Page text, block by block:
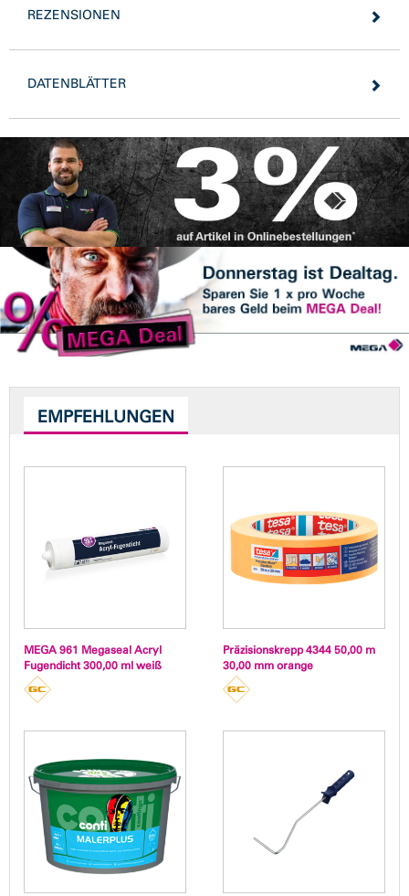
REZENSIONEN
DATENBLÄTTER
EMPFEHLUNGEN
MEGA 961 Megaseal Acryl
Fugendicht 300,00 ml weiß
Präzisionskrepp 4344 50,00 m
30,00 mm orange